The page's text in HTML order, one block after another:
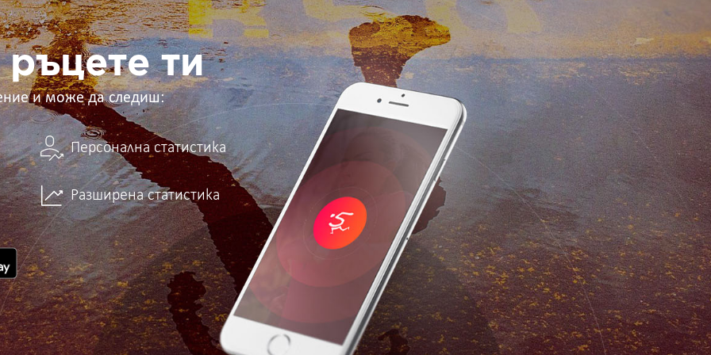
ръцете ти
и може да следиш:
Персонална статистика
Разширена статистика